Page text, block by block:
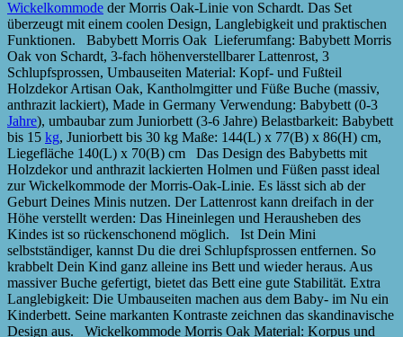
Wickelkommode der Morris Oak-Linie von Schardt. Das Set
überzeugt mit einem coolen Design, Langlebigkeit und praktischen
Funktionen. Babybett Morris Oak Lieferumfang: Babybett Morris
Oak von Schardt, 3-fach höhenverstellbarer Lattenrost, 3
Schlupfsprossen, Umbauseiten Material: Kopf- und Fußteil
Holzdekor Artisan Oak, Kantholmgitter und Füße Buche (massiv,
anthrazit lackiert), Made in Germany Verwendung: Babybett (0-3
Jahre), umbaubar zum Juniorbett (3-6 Jahre) Belastbarkeit: Babybett
bis 15 kg, Juniorbett bis 30 kg Maße: 144(L) x 77(B) x 86(H) cm,
Liegefläche 140(L) x 70(B) cm Das Design des Babybetts mit
Holzdekor und anthrazit lackierten Holmen und Füßen passt ideal
zur Wickelkommode der Morris-Oak-Linie. Es lässt sich ab der
Geburt Deines Minis nutzen. Der Lattenrost kann dreifach in der
Höhe verstellt werden: Das Hineinlegen und Herausheben des
Kindes ist so rückenschonend möglich. Ist Dein Mini
selbstständiger, kannst Du die drei Schlupfsprossen entfernen. So
krabbelt Dein Kind ganz alleine ins Bett und wieder heraus. Aus
massiver Buche gefertigt, bietet das Bett eine gute Stabilität. Extra
Langlebigkeit: Die Umbauseiten machen aus dem Baby- im Nu ein
Kinderbett. Seine markanten Kontraste zeichnen das skandinavische
Design aus. Wickelkommode Morris Oak Material: Korpus und